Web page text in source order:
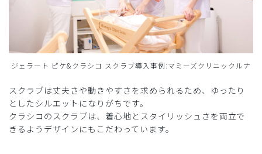
ジェラート ピケ&クラシコ スクラブ導入事例:マミーズクリニックルナ
スクラブは丈夫さや動きやすさを求められるため、ゆったり
としたシルエットになりがちです。
クラシコのスクラブは、着心地とスタイリッシュさを両立で
きるようデザインにもこだわっています。